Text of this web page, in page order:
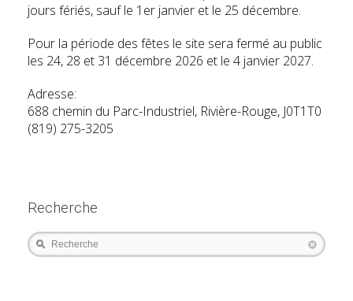
jours fériés, sauf le 1er janvier et le 25 décembre.
Pour la période des fêtes le site sera fermé au public
les 24, 28 et 31 décembre 2026 et le 4 janvier 2027.
Adresse:
688 chemin du Parc-Industriel, Rivière-Rouge, J0T1T0
(819) 275-3205
Recherche
Recherche